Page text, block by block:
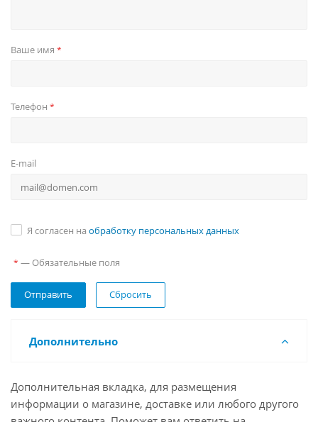
Ваше имя *
Телефон *
E-mail
Я согласен на обработку персональных данных
* — Обязательные поля
Сбросить
Дополнительно
Дополнительная вкладка, для размещения
информации о магазине, доставке или любого другого